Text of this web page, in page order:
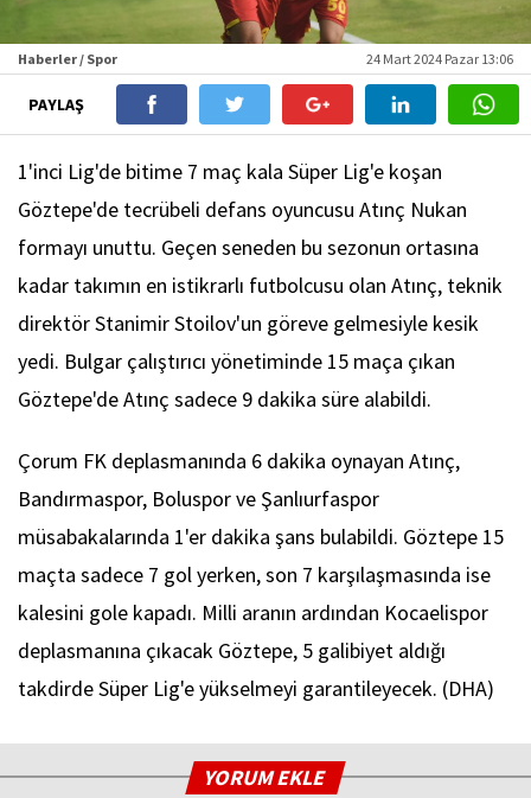
Haberler / Spor 24 Mart 2024 Pazar 13:06
PAYLAŞ
1'inci Lig'de bitime 7 maç kala Süper Lig'e koşan
Göztepe'de tecrübeli defans oyuncusu Atınç Nukan
formayı unuttu. Geçen seneden bu sezonun ortasına
kadar takımın en istikrarlı futbolcusu olan Atınç, teknik
direktör Stanimir Stoilov'un göreve gelmesiyle kesik
yedi. Bulgar çalıştırıcı yönetiminde 15 maça çıkan
Göztepe'de Atınç sadece 9 dakika süre alabildi.
Çorum FK deplasmanında 6 dakika oynayan Atınç,
Bandırmaspor, Boluspor ve Şanlıurfaspor
müsabakalarında 1'er dakika şans bulabildi. Göztepe 15
maçta sadece 7 gol yerken, son 7 karşılaşmasında ise
kalesini gole kapadı. Milli aranın ardından Kocaelispor
deplasmanına çıkacak Göztepe, 5 galibiyet aldığı
takdirde Süper Lig'e yükselmeyi garantileyecek. (DHA)
YORUM EKLE